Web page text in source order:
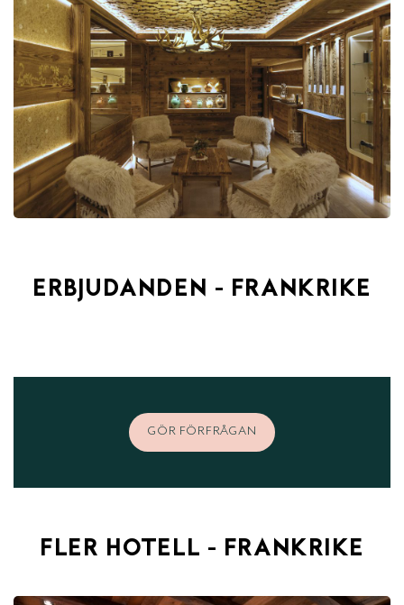
ERBJUDANDEN - FRANKRIKE
GÖR FÖRFRÅGAN
FLER HOTELL - FRANKRIKE